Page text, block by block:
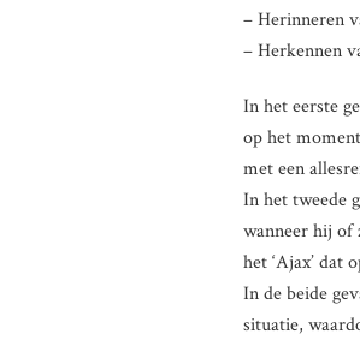
– Herinneren
– Herkennen
In het eerste
op het
met een
In het tweede
wanneer hij of
het ‘Ajax’ dat
In de beide
situatie,